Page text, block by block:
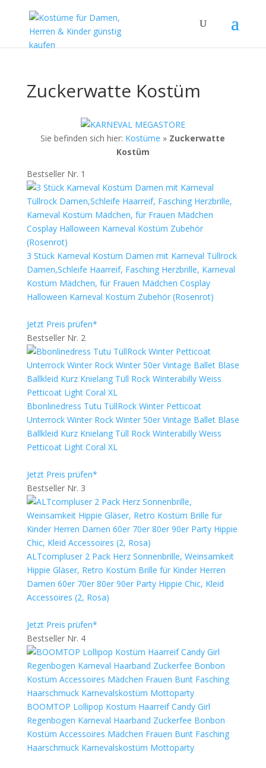
Zuckerwatte Kostüm
Sie befinden sich hier: Kostüme » Zuckerwatte
Kostüm
Bestseller Nr. 1
3 Stück Karneval Kostüm Damen mit Karneval Tüllrock
Damen,Schleife Haarreif, Fasching Herzbrille, Karneval
Kostüm Mädchen, für Frauen Mädchen Cosplay
Halloween Karneval Kostüm Zubehör (Rosenrot)
Jetzt Preis prüfen*
Bestseller Nr. 2
Bbonlinedress Tutu TüllRock Winter Petticoat
Unterrock Winter Rock Winter 50er Vintage Ballet Blase
Ballkleid Kurz Knielang Tüll Rock Winterabilly Weiss
Petticoat Light Coral XL
Jetzt Preis prüfen*
Bestseller Nr. 3
ALTcompluser 2 Pack Herz Sonnenbrille, Weinsamkeit
Hippie Gläser, Retro Kostüm Brille für Kinder Herren
Damen 60er 70er 80er 90er Party Hippie Chic, Kleid
Accessoires (2, Rosa)
Jetzt Preis prüfen*
Bestseller Nr. 4
BOOMTOP Lollipop Kostüm Haarreif Candy Girl
Regenbogen Karneval Haarband Zuckerfee Bonbon
Kostüm Accessoires Mädchen Frauen Bunt Fasching
Haarschmuck Karnevalskostüm Mottoparty